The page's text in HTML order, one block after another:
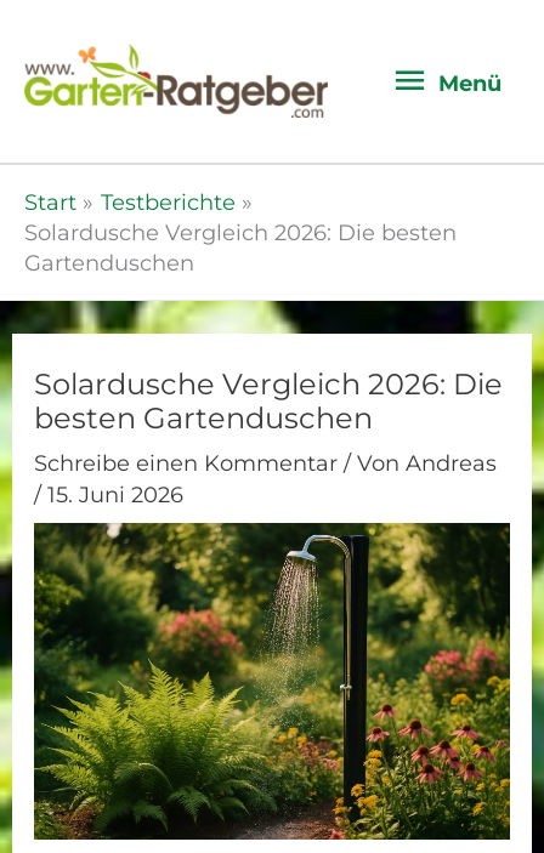
Menü
Start
Testberichte
Solardusche Vergleich 2026: Die besten
Gartenduschen
Solardusche Vergleich 2026: Die
besten Gartenduschen
Schreibe einen Kommentar / VonAndreas
/15. Juni 2026